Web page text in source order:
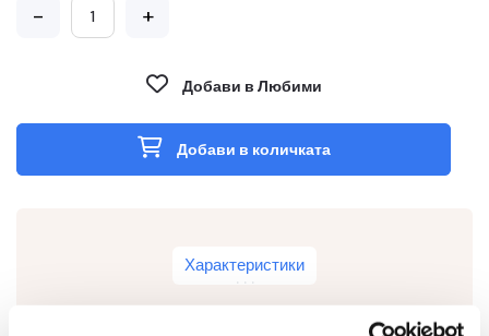
- +
Добави в Любими
Добави в количката
Характеристики